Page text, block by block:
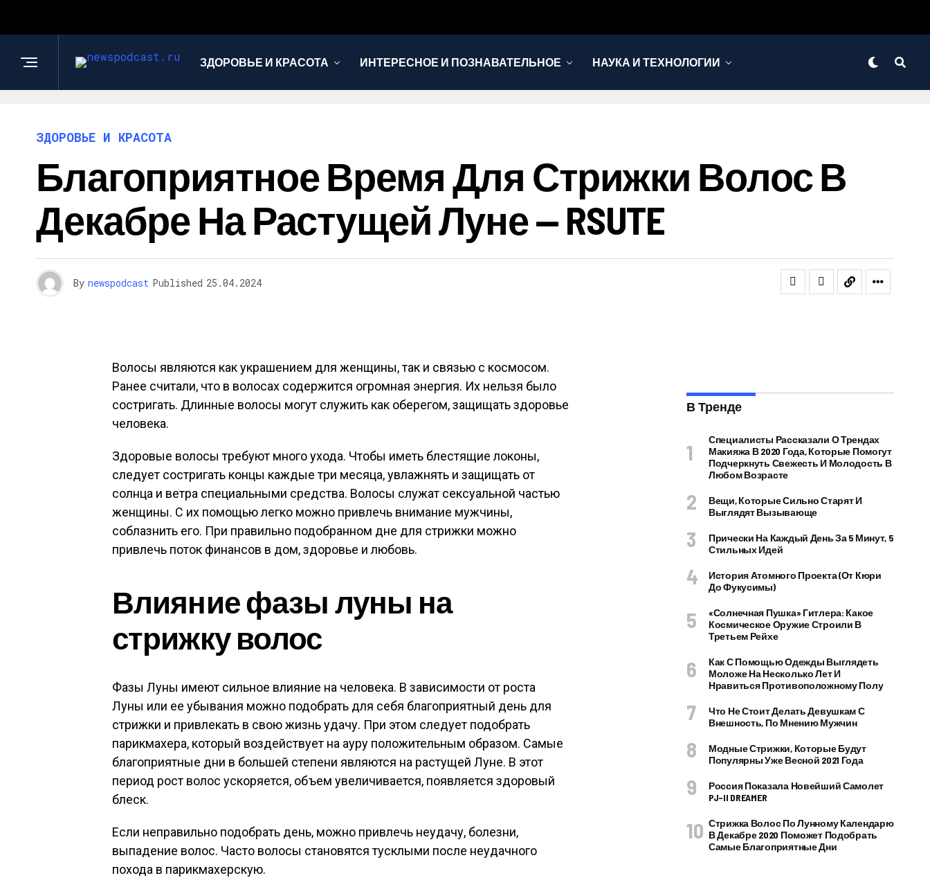
ЗДОРОВЬЕ И КРАСОТА ИНТЕРЕСНОЕ И ПОЗНАВАТЕЛЬНОЕ НАУКА И ТЕХНОЛОГИИ
ЗДОРОВЬЕ И КРАСОТА
Благоприятное Время Для Стрижки Волос В
Декабре На Растущей Луне — RSUTE
By newspodcast Published 25.04.2024
Волосы являются как украшением для женщины, так и связью с космосом.
Ранее считали, что в волосах содержится огромная энергия. Их нельзя было
состригать. Длинные волосы могут служить как оберегом, защищать здоровье
человека.
Здоровые волосы требуют много ухода. Чтобы иметь блестящие локоны,
следует состригать концы каждые три месяца, увлажнять и защищать от
солнца и ветра специальными средства. Волосы служат сексуальной частью
женщины. С их помощью легко можно привлечь внимание мужчины,
соблазнить его. При правильно подобранном дне для стрижки можно
привлечь поток финансов в дом, здоровье и любовь.
Влияние фазы луны на
стрижку волос
Фазы Луны имеют сильное влияние на человека. В зависимости от роста
Луны или ее убывания можно подобрать для себя благоприятный день для
стрижки и привлекать в свою жизнь удачу. При этом следует подобрать
парикмахера, который воздействует на ауру положительным образом. Самые
благоприятные дни в большей степени являются на растущей Луне. В этот
период рост волос ускоряется, объем увеличивается, появляется здоровый
блеск.
Если неправильно подобрать день, можно привлечь неудачу, болезни,
выпадение волос. Часто волосы становятся тусклыми после неудачного
похода в парикмахерскую.
В Тренде
Специалисты Рассказали О Трендах
Макияжа В 2020 Года, Которые Помогут
Подчеркнуть Свежесть И Молодость В
Любом Возрасте
Вещи, Которые Сильно Старят И
Выглядят Вызывающе
Прически На Каждый День За 5 Минут, 5
Стильных Идей
История Атомного Проекта (от Кюри
До Фукусимы)
«Солнечная Пушка» Гитлера: Какое
Космическое Оружие Строили В
Третьем Рейхе
Как С Помощью Одежды Выглядеть
Моложе На Несколько Лет И
Нравиться Противоположному Полу
Что Не Стоит Делать Девушкам С
Внешность, По Мнению Мужчин
Модные Стрижки, Которые Будут
Популярны Уже Весной 2021 Года
Россия Показала Новейший Самолет
PJ–II DREAMER
Стрижка Волос По Лунному Календарю
В Декабре 2020 Поможет Подобрать
Самые Благоприятные Дни